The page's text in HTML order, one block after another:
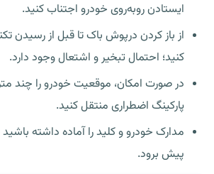
ایستادن روبه‌روی خودرو اجتناب کنید.
از باز کردن درپوش باک تا قبل از رسیدن
کنید؛ احتمال تبخیر و اشتعال وجود دارد.
در صورت امکان، موقعیت خودرو را چند
پارکینگ اضطراری منتقل کنید.
مدارک خودرو و کلید را آماده داشته باشید
پیش برود.